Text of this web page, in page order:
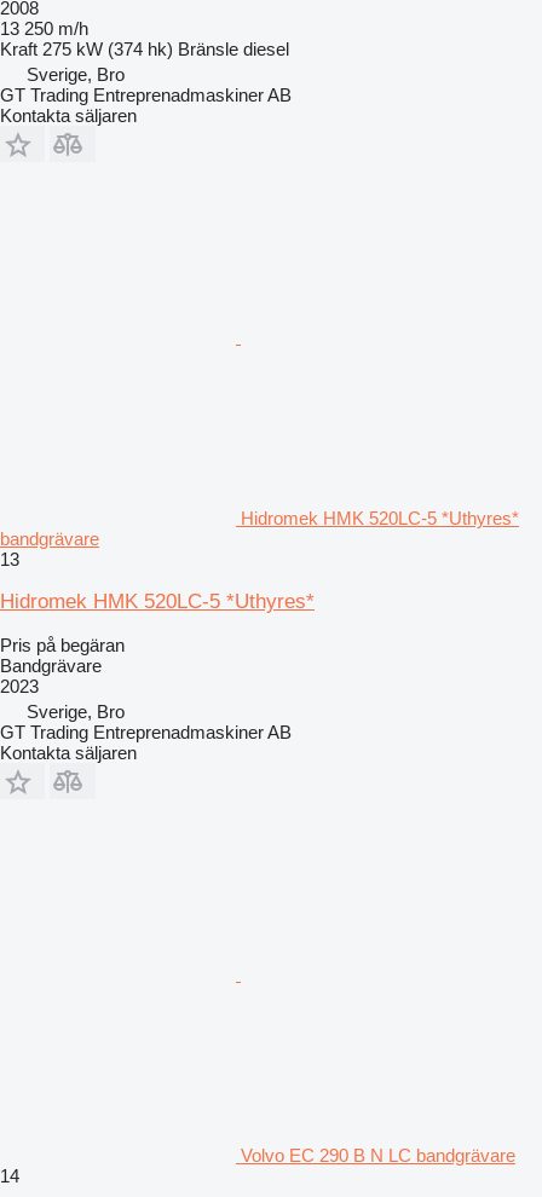
2008
13 250 m/h
Kraft 275 kW (374 hk) Bränsle diesel
Sverige, Bro
GT Trading Entreprenadmaskiner AB
Kontakta säljaren
Hidromek HMK 520LC-5 *Uthyres*
bandgrävare
13
Hidromek HMK 520LC-5 *Uthyres*
Pris på begäran
Bandgrävare
2023
Sverige, Bro
GT Trading Entreprenadmaskiner AB
Kontakta säljaren
Volvo EC 290 B N LC bandgrävare
14